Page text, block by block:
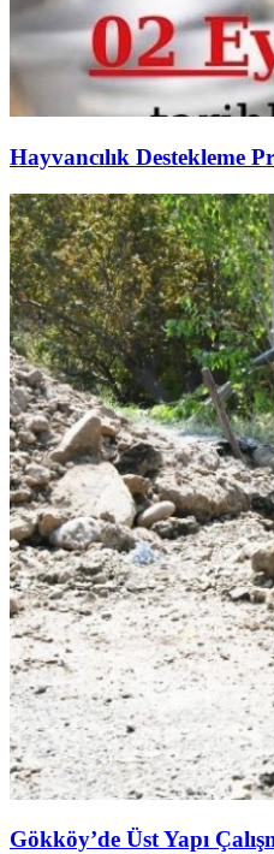
Hayvancılık Destekleme
Gökköy’de Üst Yapı